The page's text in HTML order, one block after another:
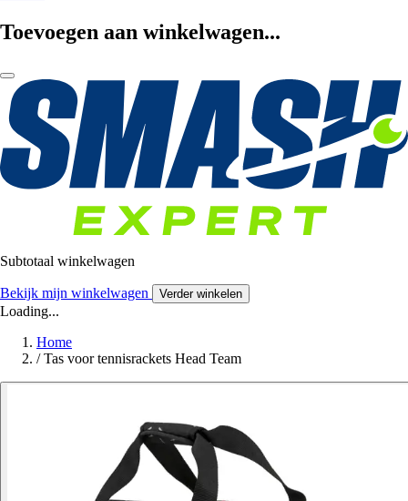
Toevoegen aan winkelwagen...
Subtotaal winkelwagen
Bekijk mijn winkelwagen Verder winkelen
Loading...
Home
/ Tas voor tennisrackets Head Team